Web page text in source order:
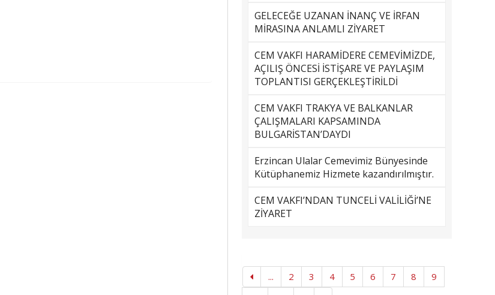
GELECEĞE UZANAN İNANÇ VE İRFAN
MİRASINA ANLAMLI ZİYARET
CEM VAKFI HARAMİDERE CEMEVİMİZDE,
AÇILIŞ ÖNCESİ İSTİŞARE VE PAYLAŞIM
TOPLANTISI GERÇEKLEŞTİRİLDİ
CEM VAKFI TRAKYA VE BALKANLAR
ÇALIŞMALARI KAPSAMINDA
BULGARİSTAN’DAYDI
Erzincan Ulalar Cemevimiz Bünyesinde
Kütüphanemiz Hizmete kazandırılmıştır.
CEM VAKFI’NDAN TUNCELİ VALİLİĞİ’NE
ZİYARET
... 2 3 4 5 6 7 8
9